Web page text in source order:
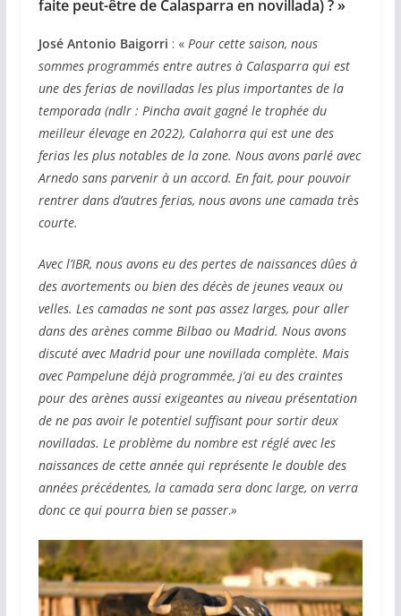
faite peut-être de Calasparra en novillada) ?»
José Antonio Baigorri : « Pour cette saison, nous
sommes programmés entre autres à Calasparra qui est
une des ferias de novilladas les plus importantes de la
temporada (ndlr : Pincha avait gagné le trophée du
meilleur élevage en 2022), Calahorra qui est une des
ferias les plus notables de la zone. Nous avons parlé avec
Arnedo sans parvenir à un accord. En fait, pour pouvoir
rentrer dans d’autres ferias, nous avons une camada très
courte.
Avec l’IBR, nous avons eu des pertes de naissances dûes à
des avortements ou bien des décès de jeunes veaux ou
velles. Les camadas ne sont pas assez larges, pour aller
dans des arènes comme Bilbao ou Madrid. Nous avons
discuté avec Madrid pour une novillada complète. Mais
avec Pampelune déjà programmée, j’ai eu des craintes
pour des arènes aussi exigeantes au niveau présentation
de ne pas avoir le potentiel suffisant pour sortir deux
novilladas. Le problème du nombre est réglé avec les
naissances de cette année qui représente le double des
années précédentes, la camada sera donc large, on verra
donc ce qui pourra bien se passer.»